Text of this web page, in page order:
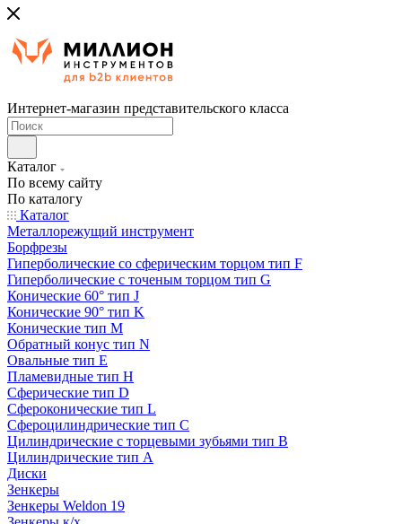
Интернет-магазин представительского класса
Каталог
По всему сайту
По каталогу
Каталог
Металлорежущий инструмент
Борфрезы
Гиперболические cо сферическим торцом тип F
Гиперболические с точеным торцом тип G
Конические 60° тип J
Конические 90° тип K
Конические тип M
Обратный конус тип N
Овальные тип E
Пламевидные тип H
Сферические тип D
Сфероконические тип L
Сфероцилиндрические тип C
Цилиндрические с торцевыми зубьями тип B
Цилиндрические тип А
Диски
Зенкеры
Зенкеры Weldon 19